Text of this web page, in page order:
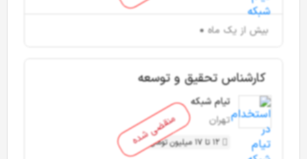
بیش از یک ماه
منقضی شده
کارشناس تحقیق و توسعه
تیام شبکه
تهران
12 تا 17 میلیون تومان